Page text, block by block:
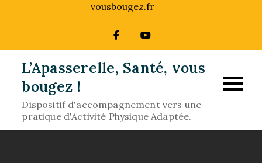
vousbougez.fr
L’Apasserelle, Santé, vous
bougez !
Dispositif d'accompagnement vers une
pratique d'Activité Physique Adaptée.